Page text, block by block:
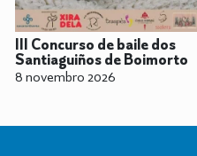
III Concurso de baile dos
Santiaguiños de Boimorto
8 novembro 2026